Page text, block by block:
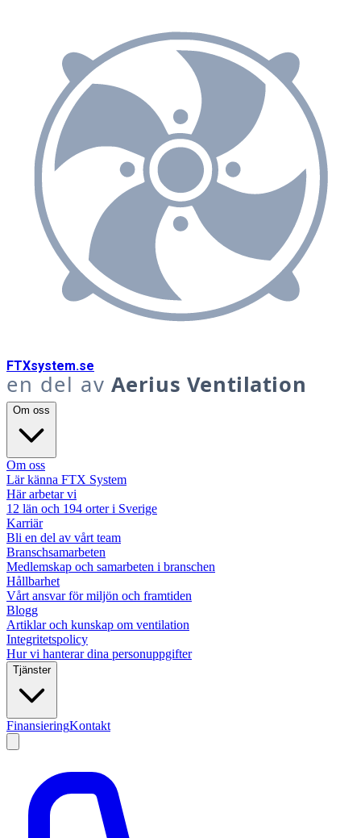
FTXsystem.se
en del av Aerius Ventilation
Om oss
Om oss
Lär känna FTX System
Här arbetar vi
12 län och 194 orter i Sverige
Karriär
Bli en del av vårt team
Branschsamarbeten
Medlemskap och samarbeten i branschen
Hållbarhet
Vårt ansvar för miljön och framtiden
Blogg
Artiklar och kunskap om ventilation
Integritetspolicy
Hur vi hanterar dina personuppgifter
Tjänster
FinansieringKontakt